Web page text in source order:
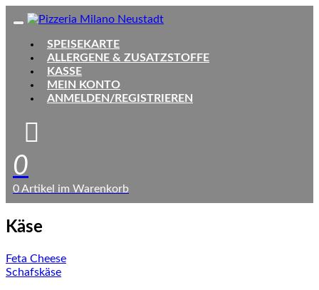
SPEISEKARTE
ALLERGENE & ZUSATZSTOFFE
KASSE
MEIN KONTO
ANMELDEN/REGISTRIEREN
0
0 Artikel im Warenkorb
Käse
Beitragsnavigation
Feta Cheese
Schafskäse